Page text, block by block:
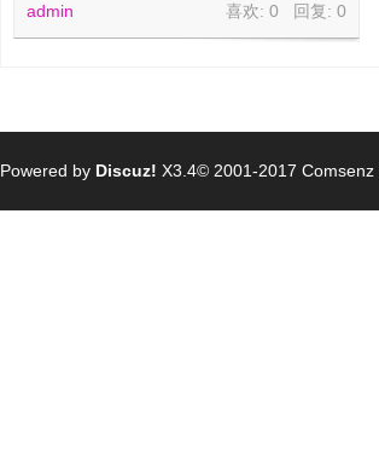
喜欢: 0 回复: 0
admin
Powered by Discuz! X3.4© 2001-2017 Comsenz